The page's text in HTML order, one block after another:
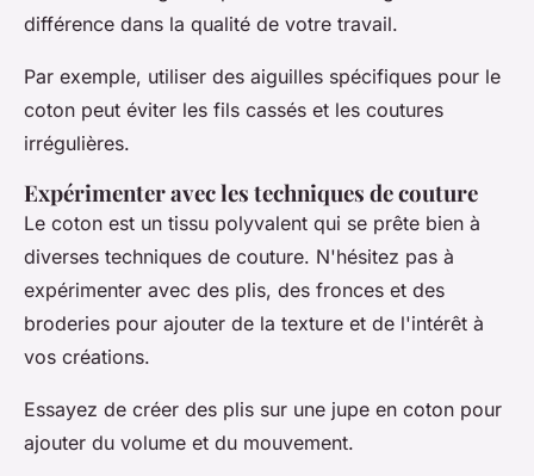
différence dans la qualité de votre travail.
Par exemple, utiliser des aiguilles spécifiques pour le
coton peut éviter les fils cassés et les coutures
irrégulières.
Expérimenter avec les techniques de couture
Le coton est un tissu polyvalent qui se prête bien à
diverses techniques de couture. N'hésitez pas à
expérimenter avec des plis, des fronces et des
broderies pour ajouter de la texture et de l'intérêt à
vos créations.
Essayez de créer des plis sur une jupe en coton pour
ajouter du volume et du mouvement.